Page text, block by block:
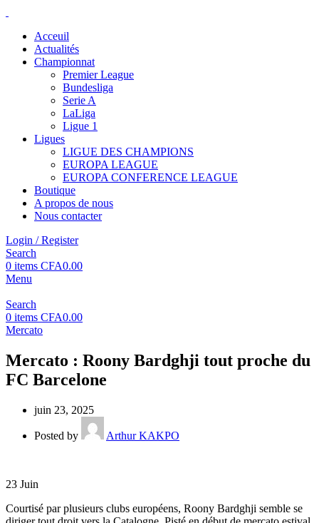
Acceuil
Actualités
Championnat
Premier League
Bundesliga
Serie A
LaLiga
Ligue 1
Ligues
LIGUE DES CHAMPIONS
EUROPA LEAGUE
EUROPA CONFERENCE LEAGUE
Boutique
A propos de nous
Nous contacter
Login / Register
Search
0 items CFA0.00
Menu
Search
0 items CFA0.00
Mercato
Mercato : Roony Bardghji tout proche du
FC Barcelone
juin 23, 2025
Posted by Arthur KAKPO
23 Juin
Courtisé par plusieurs clubs européens, Roony Bardghji semble se